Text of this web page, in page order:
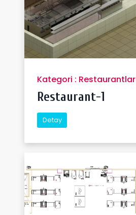
Kategori : Restaurantlar
Restaurant-1
Detay